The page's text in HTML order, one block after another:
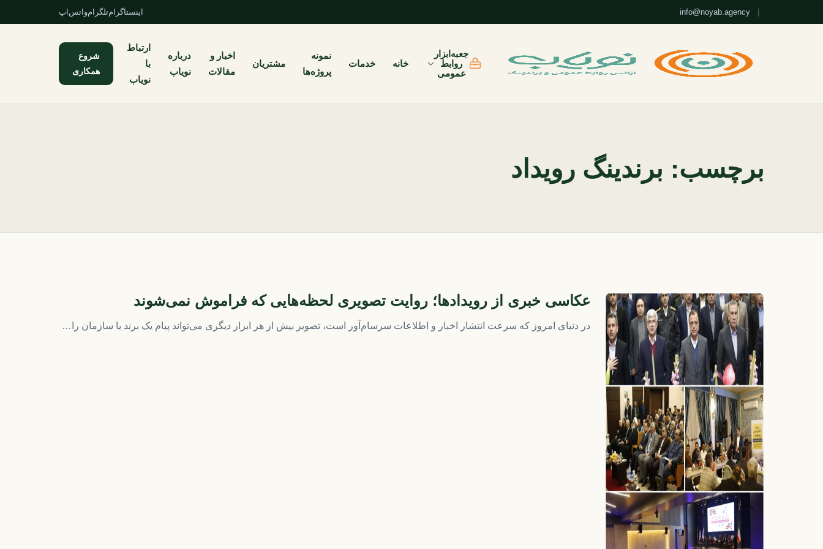
info@noyab.agency اینستاگرامتلگرامواتس‌اپ
جعبه‌ابزار
روابط
عمومی
خانه خدمات
نمونه
پروژه‌ها
مشتریان
اخبار و
مقالات
درباره
نویاب
ارتباط
با
نویاب
شروع
همکاری
برچسب: برندینگ رویداد
عکاسی خبری از رویدادها؛ روایت تصویری لحظه‌هایی که فراموش نمی‌شوند
در دنیای امروز که سرعت انتشار اخبار و اطلاعات سرسام‌آور است، تصویر بیش از هر ابزار دیگری می‌تواند پیام یک برند یا سازمان را…